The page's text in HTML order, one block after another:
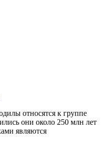
относятся к группе
они около 250 млн лет
являются